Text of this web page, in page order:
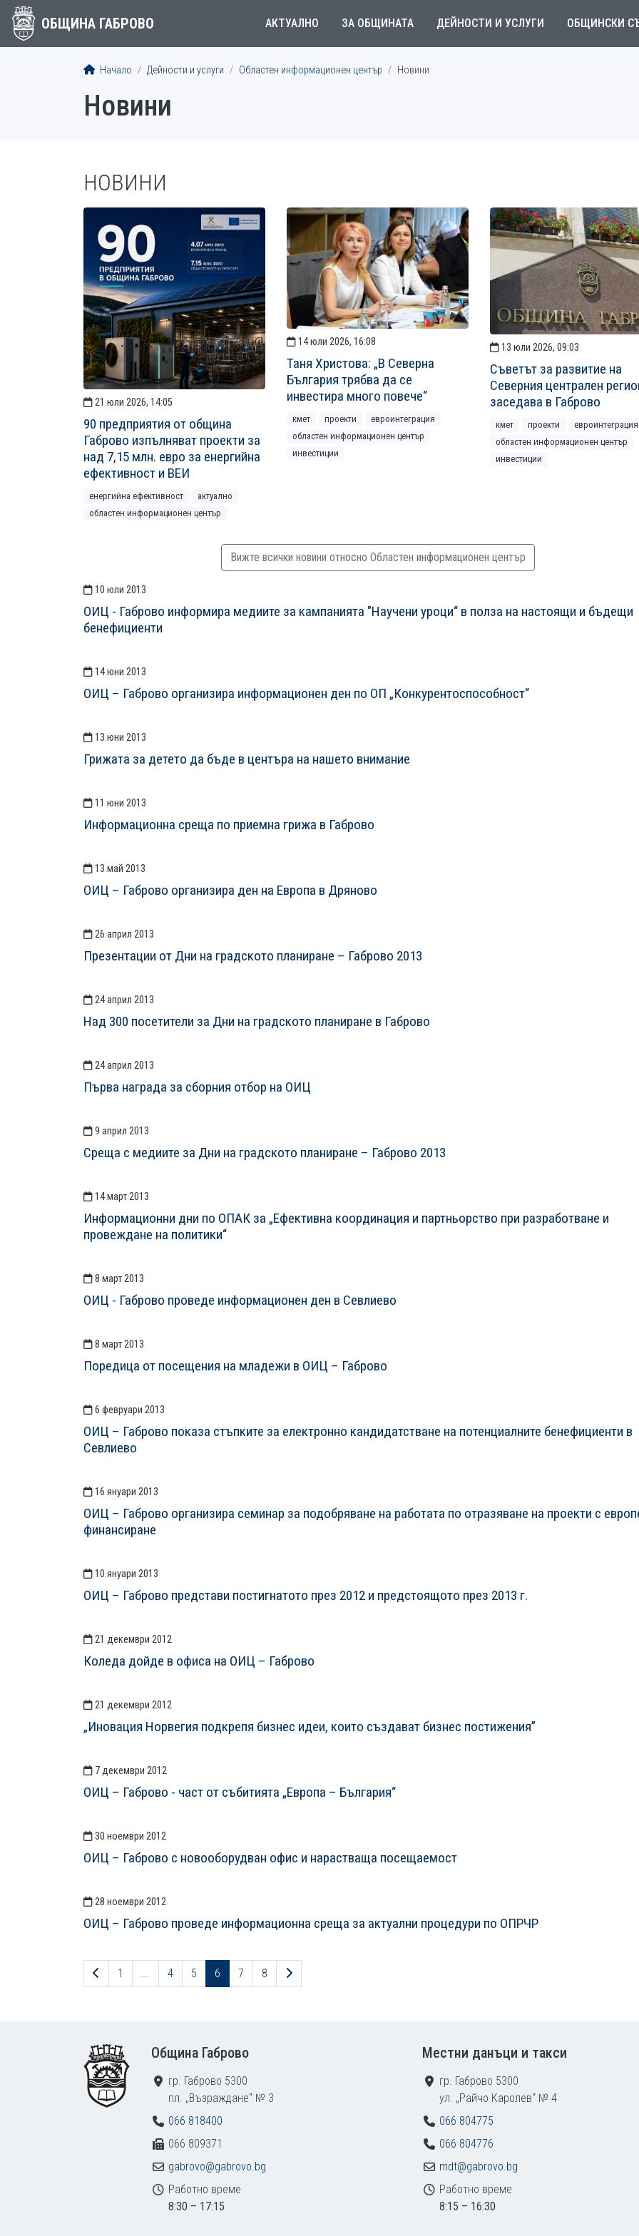
ОБЩИНА ГАБРОВО АКТУАЛНО ЗА ОБЩИНАТА ДЕЙНОСТИ И УСЛУГИ ОБЩИНСКИ
Начало Дейности и услуги Областен информационен център Новини
Новини
НОВИНИ
21 юли 2026, 14:05
90 предприятия от община
Габрово изпълняват проекти за
над 7,15 млн. евро за енергийна
ефективност и ВЕИ
енергийна ефективност
актуално
областен информационен център
14 юли 2026, 16:08
Таня Христова: „В Северна
България трябва да се
инвестира много повече“
кмет проекти
евроинтеграция
областен информационен център
инвестиции
13 юли 2026, 09:03
Съветът за развитие на
Северния централен
заседава в Габрово
кмет проекти
евроинтеграция
областен информационен център
инвестиции
Вижте всички новини относно Областен информационен център
СТАТИИСТАТИИ
10 юли 2013
ОИЦ - Габрово информира медиите за кампанията "Научени уроци“ в полза на настоящи и бъдещи
бенефициенти
14 юни 2013
ОИЦ – Габрово организира информационен ден по ОП „Конкурентоспособност“
13 юни 2013
Грижата за детето да бъде в центъра на нашето внимание
11 юни 2013
Информационна среща по приемна грижа в Габрово
13 май 2013
ОИЦ – Габрово организира ден на Европа в Дряново
26 април 2013
Презентации от Дни на градското планиране – Габрово 2013
24 април 2013
Над 300 посетители за Дни на градското планиране в Габрово
24 април 2013
Първа награда за сборния отбор на ОИЦ
9 април 2013
Среща с медиите за Дни на градското планиране – Габрово 2013
14 март 2013
Информационни дни по ОПАК за „Ефективна координация и партньорство при разработване и
провеждане на политики“
8 март 2013
ОИЦ - Габрово проведе информационен ден в Севлиево
8 март 2013
Поредица от посещения на младежи в ОИЦ – Габрово
6 февруари 2013
ОИЦ – Габрово показа стъпките за електронно кандидатстване на потенциалните бенефициенти в
Севлиево
16 януари 2013
ОИЦ – Габрово организира семинар за подобряване на работата по отразяване на проекти с
финансиране
10 януари 2013
ОИЦ – Габрово представи постигнатото през 2012 и предстоящото през 2013 г.
21 декември 2012
Коледа дойде в офиса на ОИЦ – Габрово
21 декември 2012
„Иновация Норвегия подкрепя бизнес идеи, които създават бизнес постижения”
7 декември 2012
ОИЦ – Габрово - част от събитията „Европа – България“
30 ноември 2012
ОИЦ – Габрово с новооборудван офис и нарастваща посещаемост
28 ноември 2012
ОИЦ – Габрово проведе информационна среща за актуални процедури по ОПРЧР
Предходна страница
1 ... 4 5 6 7 8 Следваща страница
Община Габрово
гр. Габрово 5300
пл. „Възраждане“ № 3
066 818400
066 809371
gabrovo@gabrovo.bg
Работно време
8:30 – 17:15
Местни данъци и такси
гр. Габрово 5300
ул. „Райчо Каролев“ № 4
066 804775
066 804776
mdt@gabrovo.bg
Работно време
8:15 – 16:30